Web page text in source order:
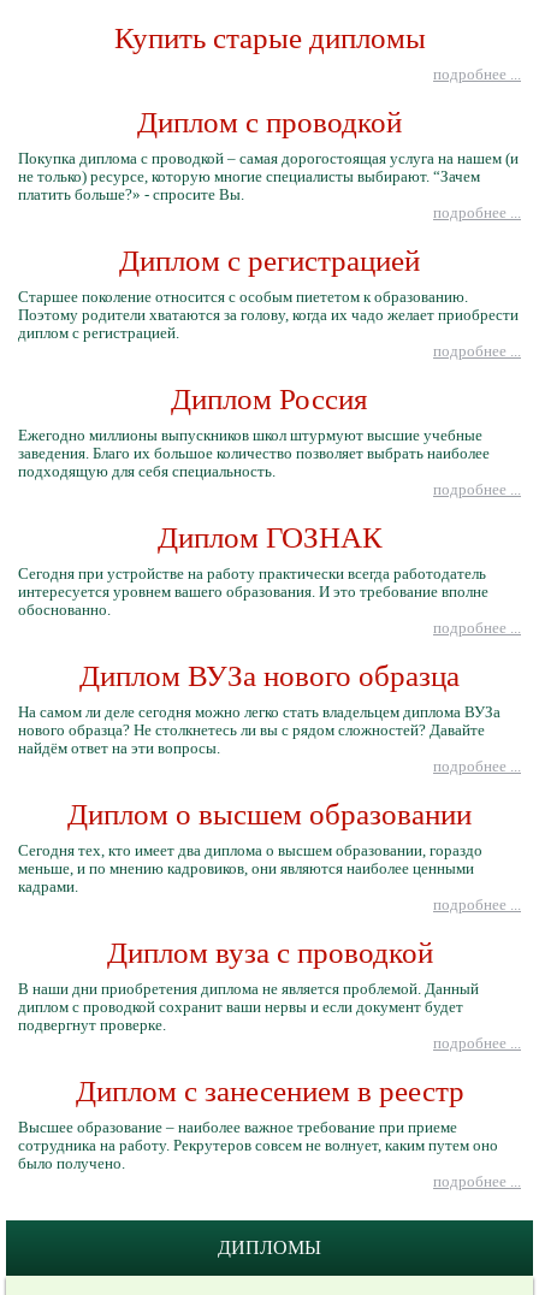
Купить старые дипломы
подробнее ...
Диплом с проводкой
Покупка диплома с проводкой – самая дорогостоящая услуга на нашем (и
не только) ресурсе, которую многие специалисты выбирают. “Зачем
платить больше?» - спросите Вы.
подробнее ...
Диплом с регистрацией
Старшее поколение относится с особым пиететом к образованию.
Поэтому родители хватаются за голову, когда их чадо желает приобрести
диплом с регистрацией.
подробнее ...
Диплом Россия
Ежегодно миллионы выпускников школ штурмуют высшие учебные
заведения. Благо их большое количество позволяет выбрать наиболее
подходящую для себя специальность.
подробнее ...
Диплом ГОЗНАК
Сегодня при устройстве на работу практически всегда работодатель
интересуется уровнем вашего образования. И это требование вполне
обоснованно.
подробнее ...
Диплом ВУЗа нового образца
На самом ли деле сегодня можно легко стать владельцем диплома ВУЗа
нового образца? Не столкнетесь ли вы с рядом сложностей? Давайте
найдём ответ на эти вопросы.
подробнее ...
Диплом о высшем образовании
Сегодня тех, кто имеет два диплома о высшем образовании, гораздо
меньше, и по мнению кадровиков, они являются наиболее ценными
кадрами.
подробнее ...
Диплом вуза с проводкой
В наши дни приобретения диплома не является проблемой. Данный
диплом с проводкой сохранит ваши нервы и если документ будет
подвергнут проверке.
подробнее ...
Диплом с занесением в реестр
Высшее образование – наиболее важное требование при приеме
сотрудника на работу. Рекрутеров совсем не волнует, каким путем оно
было получено.
подробнее ...
ДИПЛОМЫ